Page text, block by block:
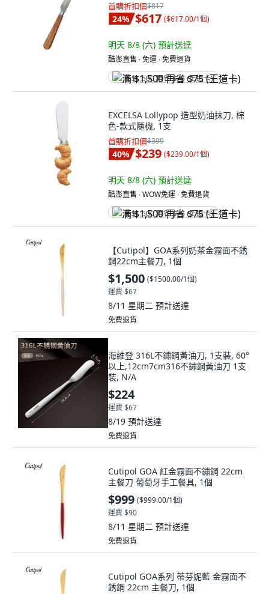
首購折扣價$817
24% $617 ($617.00/1個)
明天 8/8 (六) 預計送達
酷澎直售 ∙ 免運 ∙ 免費退貨
满 $1,500 再省 $75 (王道卡)
EXCELSA Lollypop 造型奶油抹刀, 棕
色-款式隨機, 1支
首購折扣價$399
40% $239 ($239.00/1個)
明天 8/8 (六) 預計送達
酷澎直售 ∙ WOW免運 ∙ 免費退貨
满 $1,500 再省 $75 (王道卡)
【Cutipol】GOA系列奶茶金霧面不銹
鋼22cm主餐刀, 1個
$1,500 ($1500.00/1個)
運費 $67
8/11 星期二 預計送達
免費退貨
海維登 316L不鏽鋼黃油刀, 1支裝, 60°
以上,12cm7cm316不鏽鋼黃油刀 1支
裝, N/A
$224
運費 $67
8/19 預計送達
免費退貨
Cutipol GOA 紅金霧面不鏽鋼 22cm
主餐刀 葡萄牙手工餐具, 1個
$999 ($999.00/1個)
運費 $90
8/11 星期二 預計送達
免費退貨
Cutipol GOA系列 蒂芬妮藍 金霧面不
銹鋼 22cm 主餐刀, 1個